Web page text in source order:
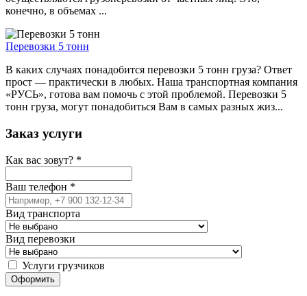
конечно, в объемах ...
Перевозки 5 тонн
В каких случаях понадобится перевозки 5 тонн груза? Ответ
прост — практически в любых. Наша транспортная компания
«РУСЬ», готова вам помочь с этой проблемой. Перевозки 5
тонн груза, могут понадобиться Вам в самых разных жиз...
Заказ услуги
Как вас зовут? *
Ваш телефон *
Вид транспорта
Вид перевозки
Услуги грузчиков